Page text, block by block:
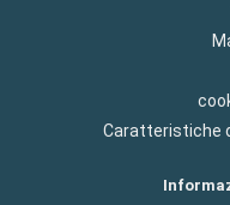
Caratteristiche